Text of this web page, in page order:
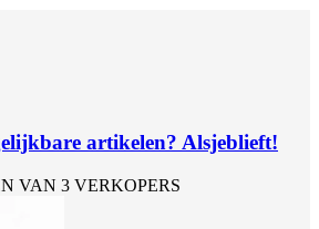
artikelen? Alsjeblieft!
VAN 3 VERKOPERS